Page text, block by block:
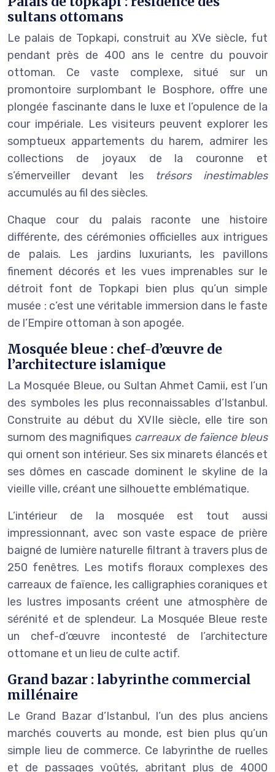
sultans ottomans
Le palais de Topkapi, construit au XVe siècle, fut
pendant près de 400 ans le centre du pouvoir
ottoman. Ce vaste complexe, situé sur un
promontoire surplombant le Bosphore, offre une
plongée fascinante dans le luxe et l’opulence de la
cour impériale. Les visiteurs peuvent explorer les
somptueux appartements du harem, admirer les
collections de joyaux de la couronne et
s’émerveiller devant les trésors inestimables
accumulés au fil des siècles.
Chaque cour du palais raconte une histoire
différente, des cérémonies officielles aux intrigues
de palais. Les jardins luxuriants, les pavillons
finement décorés et les vues imprenables sur le
détroit font de Topkapi bien plus qu’un simple
musée : c’est une véritable immersion dans le faste
de l’Empire ottoman à son apogée.
Mosquée bleue : chef-d’œuvre de
l’architecture islamique
La Mosquée Bleue, ou Sultan Ahmet Camii, est l’un
des symboles les plus reconnaissables d’Istanbul.
Construite au début du XVIIe siècle, elle tire son
surnom des magnifiques carreaux de faïence bleus
qui ornent son intérieur. Ses six minarets élancés et
ses dômes en cascade dominent le skyline de la
vieille ville, créant une silhouette emblématique.
L’intérieur de la mosquée est tout aussi
impressionnant, avec son vaste espace de prière
baigné de lumière naturelle filtrant à travers plus de
250 fenêtres. Les motifs floraux complexes des
carreaux de faïence, les calligraphies coraniques et
les lustres imposants créent une atmosphère de
sérénité et de splendeur. La Mosquée Bleue reste
un chef-d’œuvre incontesté de l’architecture
ottomane et un lieu de culte actif.
Grand bazar : labyrinthe commercial
millénaire
Le Grand Bazar d’Istanbul, l’un des plus anciens
marchés couverts au monde, est bien plus qu’un
simple lieu de commerce. Ce labyrinthe de ruelles
et de passages voûtés, abritant plus de 4000